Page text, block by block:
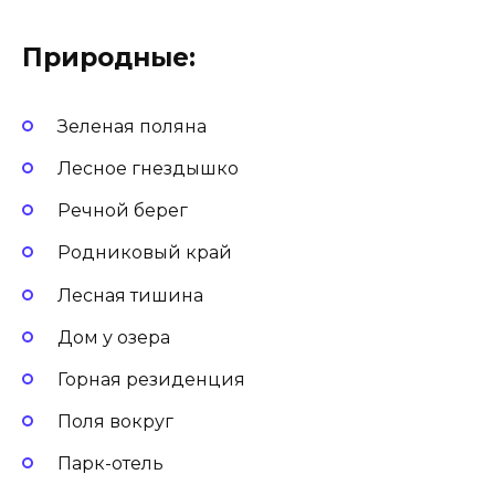
Природные:
Зеленая поляна
Лесное гнездышко
Речной берег
Родниковый край
Лесная тишина
Дом у озера
Горная резиденция
Поля вокруг
Парк-отель